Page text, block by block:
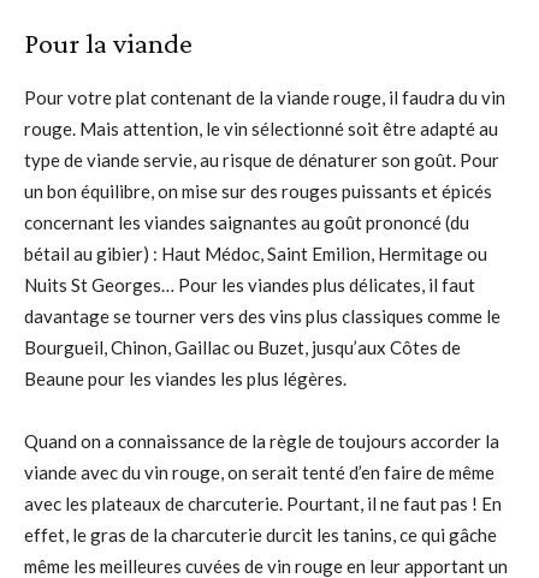
Pour la viande
Pour votre plat contenant de la viande rouge, il faudra du vin
rouge. Mais attention, le vin sélectionné soit être adapté au
type de viande servie, au risque de dénaturer son goût. Pour
un bon équilibre, on mise sur des rouges puissants et épicés
concernant les viandes saignantes au goût prononcé (du
bétail au gibier) : Haut Médoc, Saint Emilion, Hermitage ou
Nuits St Georges… Pour les viandes plus délicates, il faut
davantage se tourner vers des vins plus classiques comme le
Bourgueil, Chinon, Gaillac ou Buzet, jusqu’aux Côtes de
Beaune pour les viandes les plus légères.
Quand on a connaissance de la règle de toujours accorder la
viande avec du vin rouge, on serait tenté d’en faire de même
avec les plateaux de charcuterie. Pourtant, il ne faut pas ! En
effet, le gras de la charcuterie durcit les tanins, ce qui gâche
même les meilleures cuvées de vin rouge en leur apportant un